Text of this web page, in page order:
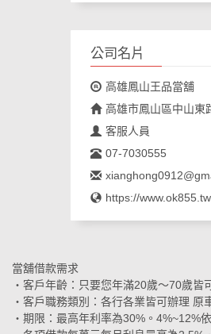
公司名片
高雄鳳山王品當舖
高雄市鳳山區中山東
客服人員
07-7030555
https://www.ok855.tw
當舖借款需求
‧客戶年齡：只要您年滿20歲～70歲皆
‧客戶職務類別：各行各業皆可辦理 原
‧期限：最高年利率為30%。4%~12%